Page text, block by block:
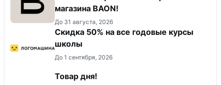
магазина BAON!
До 31 августа, 2026
Скидка 50% на все годовые курсы
школы
До 1 сентября, 2026
Товар дня!